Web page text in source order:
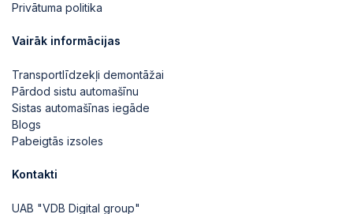
Privātuma politika
Vairāk informācijas
Transportlīdzekļi demontāžai
Pārdod sistu automašīnu
Sistas automašīnas iegāde
Blogs
Pabeigtās izsoles
Kontakti
UAB "VDB Digital group"